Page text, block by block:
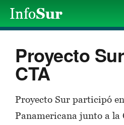
Proyecto
CTA
Proyecto Sur participó
Panamericana junto a la